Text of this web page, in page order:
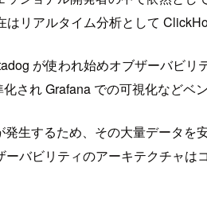
リアルタイム分析として
が使われ始めオブザーバビ
され Grafana での可視化などベ
生するため、その大量データ
バビリティのアーキテクチャ